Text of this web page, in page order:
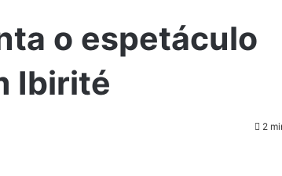
o espetáculo
Ibirité
2